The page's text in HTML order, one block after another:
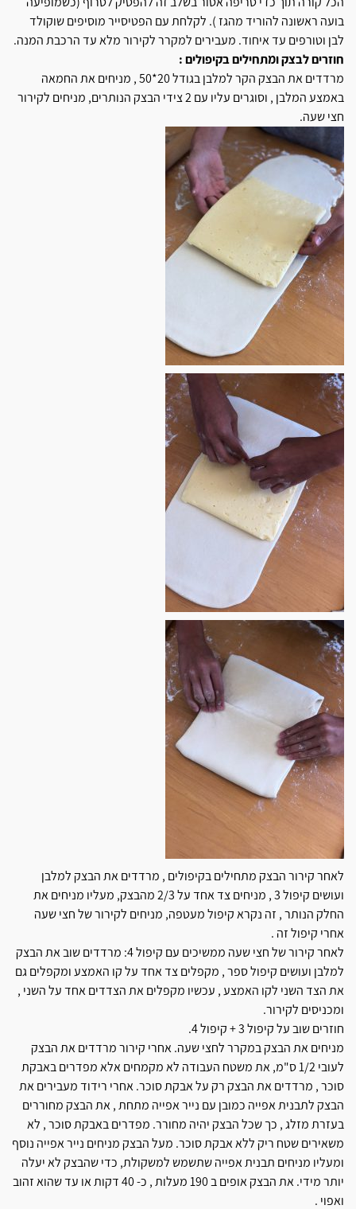
בועה ראשונה להוריד מהגז ). לקלחת עם הפטיסייר מוסיפים שוקולד
לבן וטורפים עד איחוד. מעבירים למקרר לקירור מלא עד הרכבת המנה.
חוזרים לבצק ומתחילים בקיפולים :
מרדדים את הבצק הקר למלבן בגודל 20*50 , מניחים את החמאה
באמצע המלבן , וסוגרים עליו עם 2 צידי הבצק הנותרים, מניחים לקירור
חצי שעה.
לאחר קירור הבצק מתחילים בקיפולים , מרדדים את הבצק למלבן
ועושים קיפול 3 , מניחים צד אחד על 2/3 מהבצק, מעליו מניחים את
החלק הנותר , זה נקרא קיפול מעטפה, מניחים לקירור של חצי שעה
אחרי קיפול זה .
לאחר קירור של חצי שעה ממשיכים עם קיפול 4: מרדדים שוב את הבצק
למלבן ועושים קיפול ספר , מקפלים צד אחד על קו האמצע ומקפלים גם
את הצד השני לקו האמצע , עכשיו מקפלים את הצדדים אחד על השני ,
ומכניסים לקירור.
חוזרים שוב על קיפול 3 + קיפול 4.
מניחים את הבצק במקרר לחצי שעה. אחרי קירור מרדדים את הבצק
לעובי 1/2 ס"מ, את משטח העבודה לא מקמחים אלא מפדרים באבקת
סוכר , מרדדים את הבצק רק על אבקת סוכר. אחרי רידוד מעבירים את
הבצק לתבנית אפייה כמובן עם נייר אפייה מתחת , את הבצק מחוררים
בעזרת מזלג , כך שכל הבצק יהיה מחורר. מפדרים באבקת סוכר , לא
משאירים שטח ריק ללא אבקת סוכר. מעל הבצק מניחים נייר אפייה נוסף
ומעליו מניחים תבנית אפייה שתשמש למשקולת, כדי שהבצק לא יעלה
יותר מידי. את הבצק אופים ב 190 מעלות , כ- 40 דקות או עד שהוא זהוב
ואפוי .